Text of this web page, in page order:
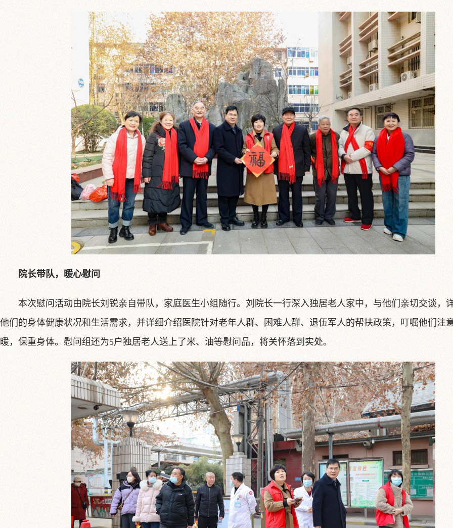
院长带队，暖心慰问
本次慰问活动由院长刘锐亲自带队，家庭医生小组随行。刘院长一行深入独居老人家中，与他们亲切交谈，
他们的身体健康状况和生活需求，并详细介绍医院针对老年人群、困难人群、退伍军人的帮扶政策，叮嘱他们注
暖，保重身体。慰问组还为5户独居老人送上了米、油等慰问品，将关怀落到实处。